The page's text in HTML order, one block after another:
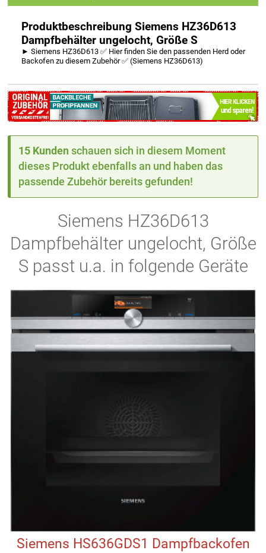
Produktbeschreibung Siemens HZ36D613
Dampfbehälter ungelocht, Größe S
► Siemens HZ36D613 ✅ Hier finden Sie den passenden Herd oder
Backofen zu diesem Zubehör ✅ (Siemens HZ36D613)
15 Kunden schauen sich in diesem Moment
dieses Produkt ebenfalls an und haben das
passende Zubehör bereits gefunden!
Siemens HZ36D613
Dampfbehälter ungelocht, Größe
S passt u.a. in folgende Geräte
Siemens HS636GDS1 Dampfbackofen